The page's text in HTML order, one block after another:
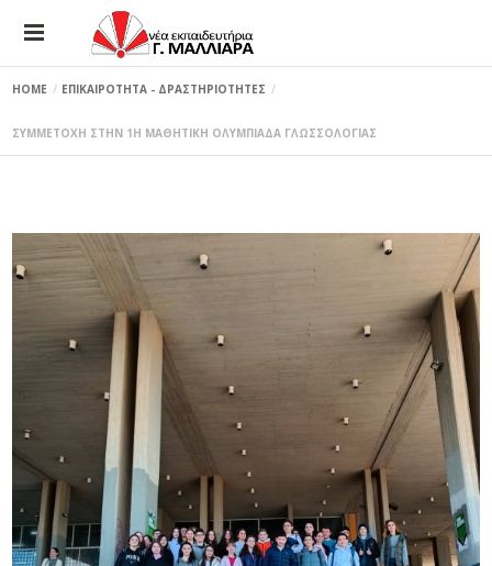
HOME ΕΠΙΚΑΙΡΟΤΗΤΑ - ΔΡΑΣΤΗΡΙΟΤΗΤΕΣ
ΣΥΜΜΕΤΟΧΗ ΣΤΗΝ 1Η ΜΑΘΗΤΙΚΗ ΟΛΥΜΠΙΑΔΑ ΓΛΩΣΣΟΛΟΓΙΑΣ